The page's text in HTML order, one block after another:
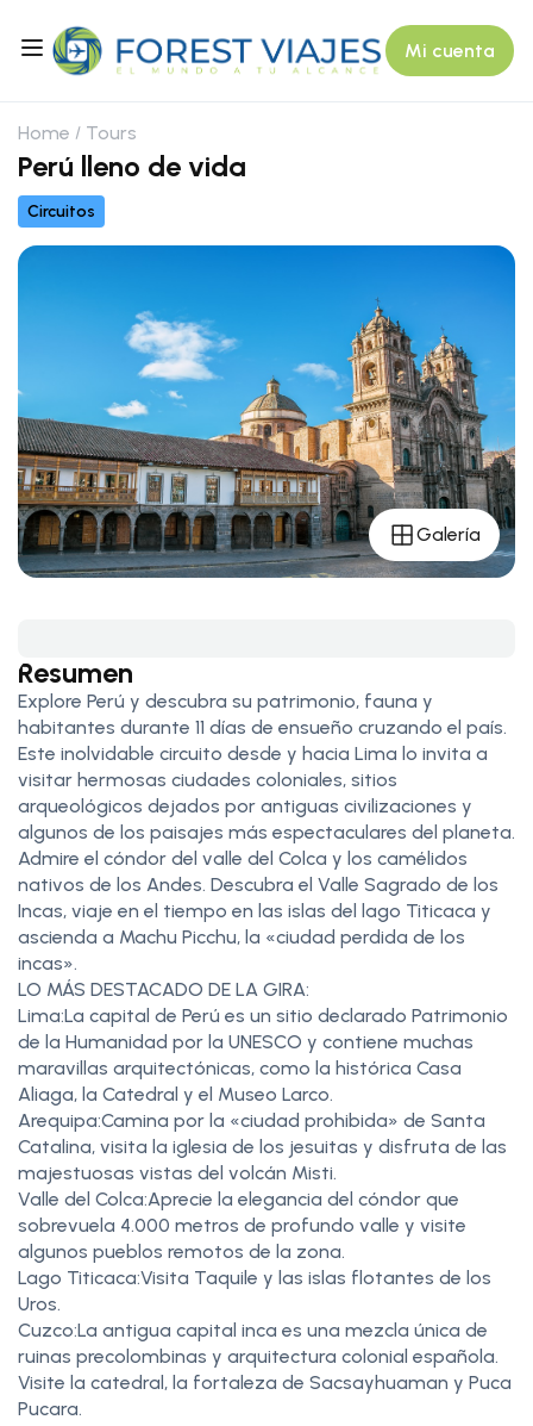
Mi cuenta
Home Tours
Perú lleno de vida
Circuitos
Galería
Resumen
Explore Perú y descubra su patrimonio, fauna y
habitantes durante 11 días de ensueño cruzando el país.
Este inolvidable circuito desde y hacia Lima lo invita a
visitar hermosas ciudades coloniales, sitios
arqueológicos dejados por antiguas civilizaciones y
algunos de los paisajes más espectaculares del planeta.
Admire el cóndor del valle del Colca y los camélidos
nativos de los Andes. Descubra el Valle Sagrado de los
Incas, viaje en el tiempo en las islas del lago Titicaca y
ascienda a Machu Picchu, la «ciudad perdida de los
incas».
LO MÁS DESTACADO DE LA GIRA:
Lima:La capital de Perú es un sitio declarado Patrimonio
de la Humanidad por la UNESCO y contiene muchas
maravillas arquitectónicas, como la histórica Casa
Aliaga, la Catedral y el Museo Larco.
Arequipa:Camina por la «ciudad prohibida» de Santa
Catalina, visita la iglesia de los jesuitas y disfruta de las
majestuosas vistas del volcán Misti.
Valle del Colca:Aprecie la elegancia del cóndor que
sobrevuela 4.000 metros de profundo valle y visite
algunos pueblos remotos de la zona.
Lago Titicaca:Visita Taquile y las islas flotantes de los
Uros.
Cuzco:La antigua capital inca es una mezcla única de
ruinas precolombinas y arquitectura colonial española.
Visite la catedral, la fortaleza de Sacsayhuaman y Puca
Pucara.